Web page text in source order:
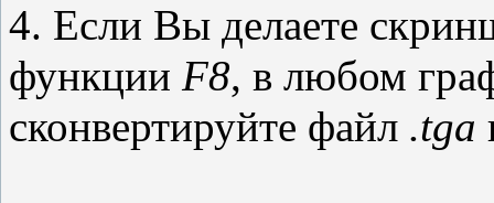
4. Если Вы делаете
функцииF8, в любом
сконвертируйте файл .tga